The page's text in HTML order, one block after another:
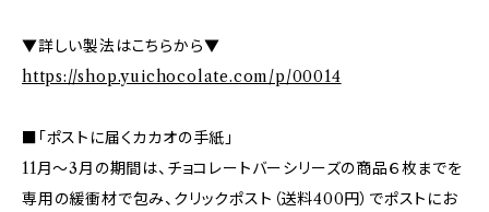
▼詳しい製法はこちらから▼
https://shop.yuichocolate.com/p/00014
■「ポストに届くカカオの手紙」
11月〜3月の期間は、チョコレートバーシリーズの商品６枚までを
専用の緩衝材で包み、クリックポスト（送料400円）でポストにお